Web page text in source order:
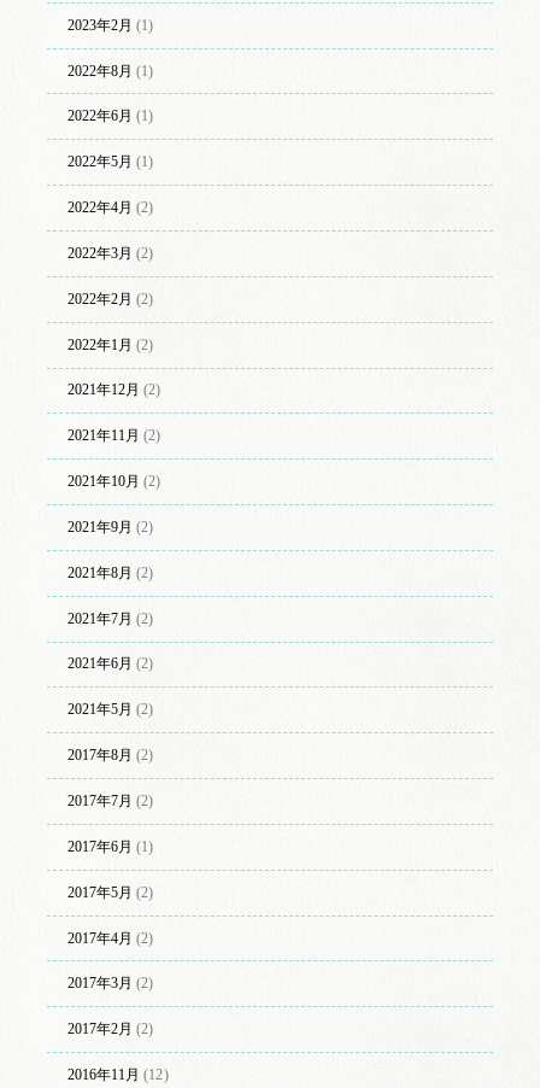
2023年2月 (1)
2022年8月 (1)
2022年6月 (1)
2022年5月 (1)
2022年4月 (2)
2022年3月 (2)
2022年2月 (2)
2022年1月 (2)
2021年12月 (2)
2021年11月 (2)
2021年10月 (2)
2021年9月 (2)
2021年8月 (2)
2021年7月 (2)
2021年6月 (2)
2021年5月 (2)
2017年8月 (2)
2017年7月 (2)
2017年6月 (1)
2017年5月 (2)
2017年4月 (2)
2017年3月 (2)
2017年2月 (2)
2016年11月 (12)